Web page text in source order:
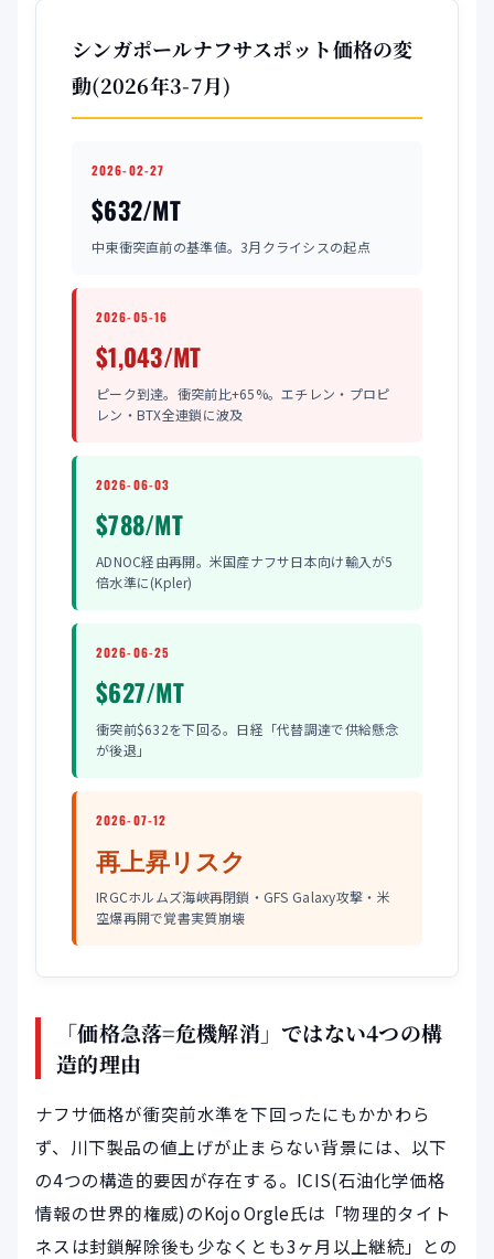
シンガポールナフサスポット価格の変
動(2026年3-7月)
2026-02-27
$632/MT
中東衝突直前の基準値。3月クライシスの起点
2026-05-16
$1,043/MT
ピーク到達。衝突前比+65%。エチレン・プロピ
レン・BTX全連鎖に波及
2026-06-03
$788/MT
ADNOC経由再開。米国産ナフサ日本向け輸入が5
倍水準に(Kpler)
2026-06-25
$627/MT
衝突前$632を下回る。日経「代替調達で供給懸念
が後退」
2026-07-12
再上昇リスク
IRGCホルムズ海峡再閉鎖・GFS Galaxy攻撃・米
空爆再開で覚書実質崩壊
「価格急落=危機解消」ではない4つの構
造的理由
ナフサ価格が衝突前水準を下回ったにもかかわら
ず、川下製品の値上げが止まらない背景には、以下
の4つの構造的要因が存在する。ICIS(石油化学価格
情報の世界的権威)のKojo Orgle氏は「物理的タイト
ネスは封鎖解除後も少なくとも3ヶ月以上継続」との